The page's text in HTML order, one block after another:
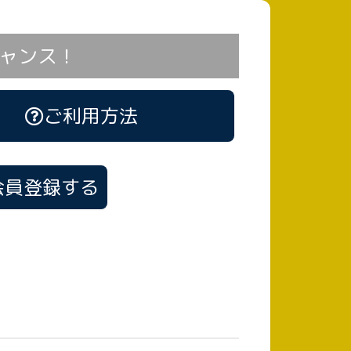
ンス！
ご利用方法
登録する